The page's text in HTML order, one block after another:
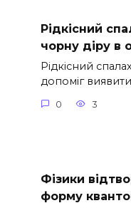
Рідкісний
чорну діру в
Рідкісний
допоміг виявити
0 3
Фізики
форму